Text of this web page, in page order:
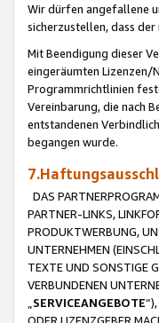
Wir dürfen angefallene
sicherzustellen, dass
Mit Beendigung dieser
eingeräumten Lizenzen/
Programmrichtlinien
Vereinbarung, die nach
entstandenen
begangen wurde.
DAS
PARTNER-LINKS,
PRODUKTWERBUNG,
UNTERNEHMEN
TEXTE UND SONSTIGE
VERBUNDENEN
SERVICEANGEBOTE